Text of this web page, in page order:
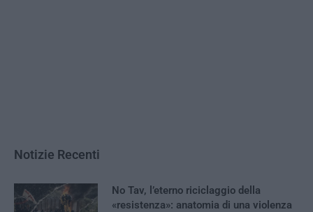
Notizie Recenti
No Tav, l’eterno riciclaggio della
«resistenza»: anatomia di una violenza